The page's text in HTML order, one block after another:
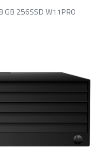
GB 256SSD W11PRO